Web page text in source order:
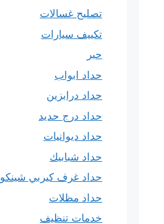
تصليح غسالات
تكييف سيارات
حبر
حداد ابواب
حداد درابزين
حداد درج حديد
حداد ديوانيات
حداد شبابيك
حداد غرف كيربي شينكو
حداد مظلات
خدمات تنظيف